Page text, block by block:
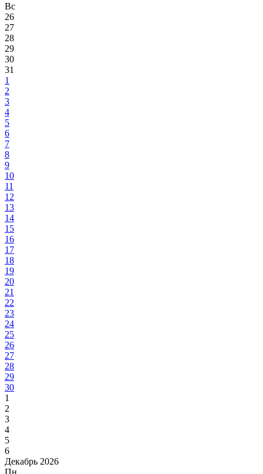
Вс
26
27
28
29
30
31
1
2
3
4
5
6
7
8
9
10
11
12
13
14
15
16
17
18
19
20
21
22
23
24
25
26
27
28
29
30
1
2
3
4
5
6
Декабрь 2026